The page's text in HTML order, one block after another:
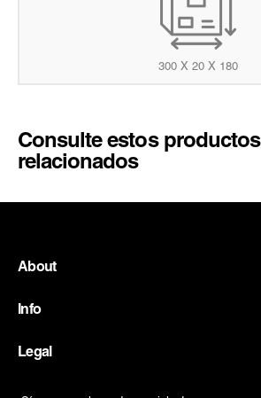
300 X 20 X 180
Consulte estos productos
relacionados
About
Info
Legal